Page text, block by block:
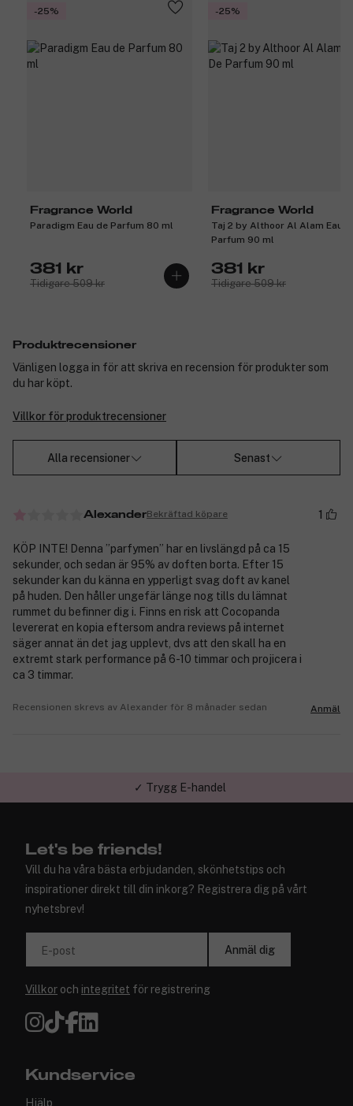
-25%
Fragrance World
Paradigm Eau de Parfum 80 ml
381 kr
Tidigare 509 kr
-25%
Fragrance World
Taj 2 by Althoor Al Alam Eau
Parfum 90 ml
381 kr
Tidigare 509 kr
Produktrecensioner
Vänligen logga in för att skriva en recension för produkter som
du har köpt.
Villkor för produktrecensioner
Alla recensioner Senast
AlexanderBekräftad köpare 1
KÖP INTE! Denna ”parfymen” har en livslängd på ca 15
sekunder, och sedan är 95% av doften borta. Efter 15
sekunder kan du känna en ypperligt svag doft av kanel
på huden. Den håller ungefär länge nog tills du lämnat
rummet du befinner dig i. Finns en risk att Cocopanda
levererat en kopia eftersom andra reviews på internet
säger annat än det jag upplevt, dvs att den skall ha en
extremt stark performance på 6-10 timmar och projicera i
ca 3 timmar.
Recensionen skrevs av Alexander för 8 månader sedan Anmäl
✓ Trygg E-handel
Let's be friends!
Vill du ha våra bästa erbjudanden, skönhetstips och
inspirationer direkt till din inkorg? Registrera dig på vårt
nyhetsbrev!
E-post Anmäl dig
Villkor och integritet för registrering
Kundservice
Hjälp